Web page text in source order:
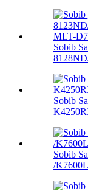
Sobib
Sobib
Sobib
/